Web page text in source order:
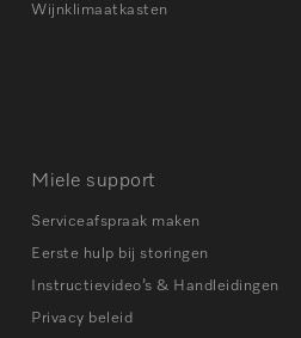
Wijnklimaatkasten
Miele support
Serviceafspraak maken
Eerste hulp bij storingen
Instructievideo’s & Handleidingen
Privacy beleid